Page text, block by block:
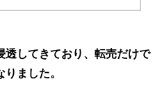
透してきており、転売だけで
ました。